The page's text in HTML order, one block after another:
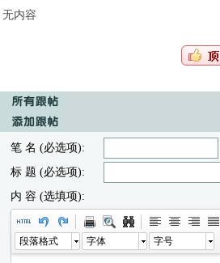
无内容
笔 名 (必选项):
标 题 (必选项):
内 容 (选填项):
段落格式 字体 字号